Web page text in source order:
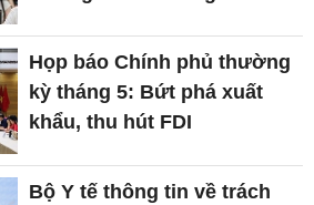
Họp báo Chính phủ thường
kỳ tháng 5: Bứt phá xuất
khẩu, thu hút FDI
Bộ Y tế thông tin về trách